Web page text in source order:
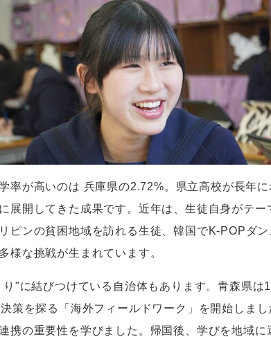
率が高いのは 兵庫県の2.72%。県立高校が長年
展開してきた成果です。近年は、生徒自身がテ
ピンの貧困地域を訪れる生徒、韓国でK-POPダ
様な挑戦が生まれています。
"に結びつけている自治体もあります。青森県は
策を探る「海外フィールドワーク」を開始しま
携の重要性を学びました。帰国後、学びを地域